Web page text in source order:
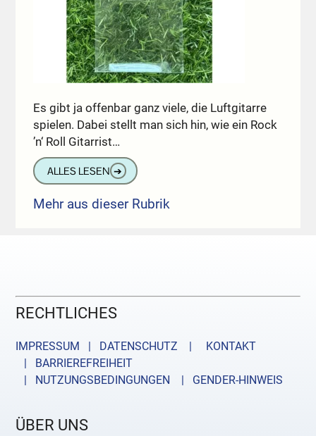
Es gibt ja offenbar ganz viele, die Luftgitarre
spielen. Dabei stellt man sich hin, wie ein Rock
’n‘ Roll Gitarrist…
ALLES LESEN ➔
Mehr aus dieser Rubrik
RECHTLICHES
IMPRESSUM | DATENSCHUTZ |
KONTAKT
| BARRIEREFREIHEIT
| NUTZUNGSBEDINGUNGEN
| GENDER-HINWEIS
ÜBER UNS